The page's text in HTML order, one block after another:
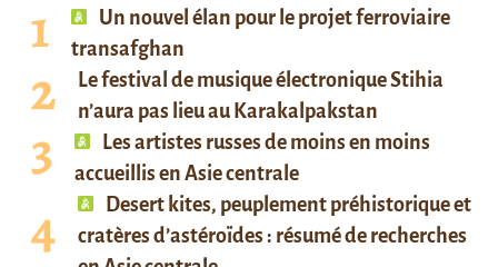
Un nouvel élan pour le projet ferroviaire
transafghan
Le festival de musique électronique Stihia
n’aura pas lieu au Karakalpakstan
Les artistes russes de moins en moins
accueillis en Asie centrale
Desert kites, peuplement préhistorique et
cratères d’astéroïdes : résumé de recherches